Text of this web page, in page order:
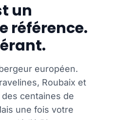
un
référence.
européen.
Roubaix et
centaines de
une fois votre